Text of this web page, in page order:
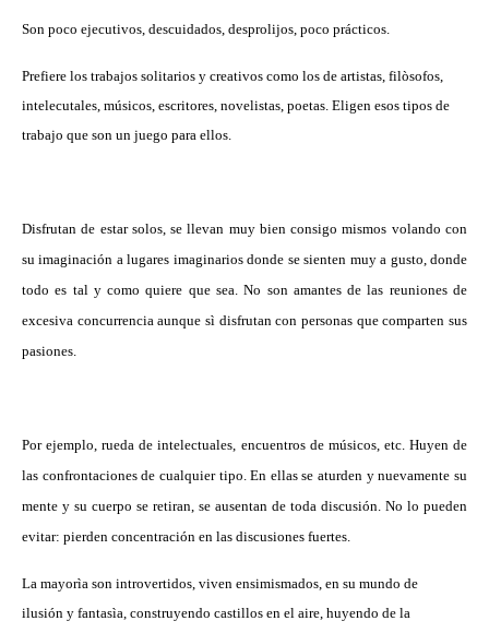
Son poco ejecutivos, descuidados, desprolijos, poco prácticos.
Prefiere los trabajos solitarios y creativos como los de artistas, filòsofos,
intelecutales, músicos, escritores, novelistas, poetas. Eligen esos tipos de
trabajo que son un juego para ellos.
Disfrutan de estar solos, se llevan muy bien consigo mismos volando con
su imaginación a lugares imaginarios donde se sienten muy a gusto, donde
todo es tal y como quiere que sea. No son amantes de las reuniones de
excesiva concurrencia aunque sì disfrutan con personas que comparten sus
pasiones.
Por ejemplo, rueda de intelectuales, encuentros de músicos, etc. Huyen de
las confrontaciones de cualquier tipo. En ellas se aturden y nuevamente su
mente y su cuerpo se retiran, se ausentan de toda discusión. No lo pueden
evitar: pierden concentración en las discusiones fuertes.
La mayorìa son introvertidos, viven ensimismados, en su mundo de
ilusión y fantasìa, construyendo castillos en el aire, huyendo de la